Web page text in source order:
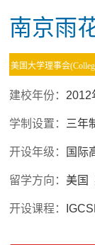
南京雨
美国大学理事会
建校年份： 2012
学制设置： 三年
开设年级： 国际
留学方向： 美国
开设课程：